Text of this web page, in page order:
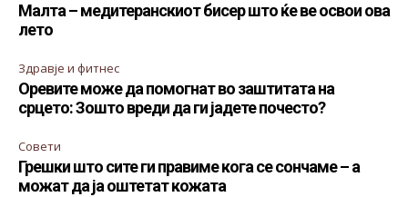
Малта – медитеранскиот бисер што ќе ве освои ова
лето
Здравје и фитнес
Оревите може да помогнат во заштитата на
срцето: Зошто вреди да ги јадете почесто?
Совети
Грешки што сите ги правиме кога се сончаме – а
можат да ја оштетат кожата